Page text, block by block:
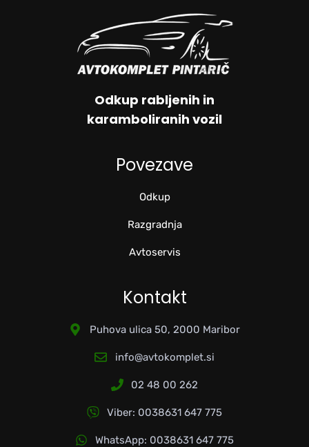
Odkup rabljenih in
karamboliranih vozil
Povezave
Odkup
Razgradnja
Avtoservis
Kontakt
Puhova ulica 50, 2000 Maribor
info@avtokomplet.si
02 48 00 262
Viber: 0038631 647 775
WhatsApp: 0038631 647 775